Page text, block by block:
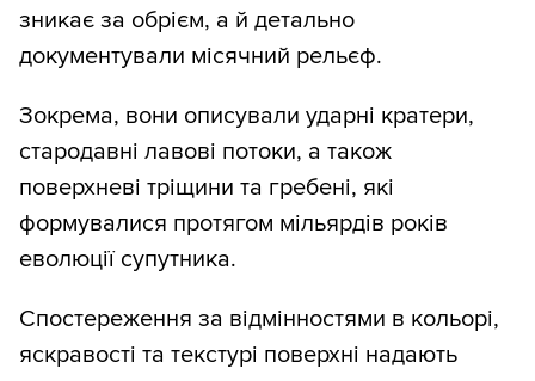
зникає за обрієм, а й детально
документували місячний рельєф.
Зокрема, вони описували ударні кратери,
стародавні лавові потоки, а також
поверхневі тріщини та гребені, які
формувалися протягом мільярдів років
еволюції супутника.
Спостереження за відмінностями в кольорі,
яскравості та текстурі поверхні надають